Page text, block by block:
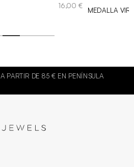
16,00€
MEDALLA
A PARTIR DE 85 € EN PENÍNSULA